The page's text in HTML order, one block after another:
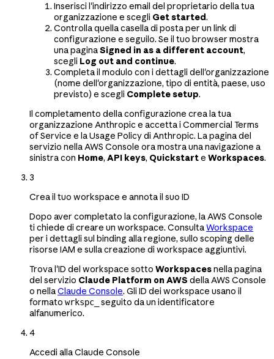
Inserisci l'indirizzo email del proprietario della tua
organizzazione e scegli Get started.
Controlla quella casella di posta per un link di
configurazione e seguilo. Se il tuo browser mostra
una paginaSigned in as a different account,
scegli Log out and continue.
Completa il modulo con i dettagli dell'organizzazione
(nome dell'organizzazione, tipo di entità, paese, uso
previsto) e scegli Complete setup.
Il completamento della configurazione crea la tua
organizzazione Anthropic e accetta i Commercial Terms
of Service e la Usage Policy di Anthropic. La pagina del
servizio nella AWS Console ora mostra una navigazione a
sinistra con Home, API keys, Quickstarte Workspaces.
3
Crea il tuo workspace e annota il suo ID
Dopo aver completato la configurazione, la AWS Console
ti chiede di creare un workspace. ConsultaWorkspace
per i dettagli sul binding alla regione, sullo scoping delle
risorse IAM e sulla creazione di workspace aggiuntivi.
Trova l'ID del workspace sotto Workspacesnella pagina
del servizio Claude Platform on AWS della AWS Console
o nellaClaude Console. Gli ID dei workspace usano il
formato wrkspc_
seguito da un identificatore
alfanumerico.
4
Accedi alla Claude Console